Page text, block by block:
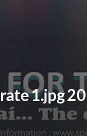
1.jpg